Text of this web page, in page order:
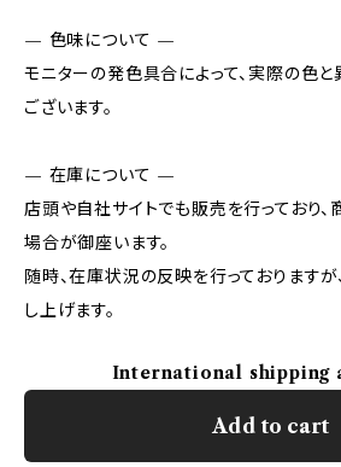
— 色味について —
モニターの発色具合によって、実際の色
ございます。
— 在庫について —
店頭や自社サイトでも販売を行っており
場合が御座います。
随時、在庫状況の反映を行っておりますが
し上げます。
International shipping
Add to cart